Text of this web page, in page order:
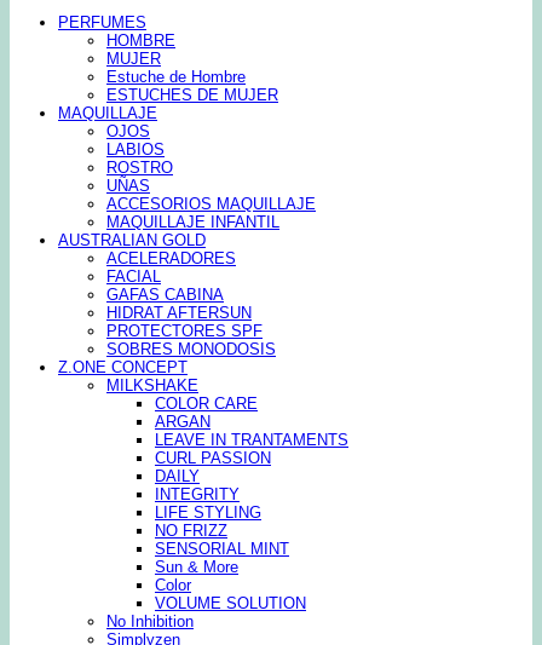
PERFUMES
HOMBRE
MUJER
Estuche de Hombre
ESTUCHES DE MUJER
MAQUILLAJE
OJOS
LABIOS
ROSTRO
UÑAS
ACCESORIOS MAQUILLAJE
MAQUILLAJE INFANTIL
AUSTRALIAN GOLD
ACELERADORES
FACIAL
GAFAS CABINA
HIDRAT AFTERSUN
PROTECTORES SPF
SOBRES MONODOSIS
Z.ONE CONCEPT
MILKSHAKE
COLOR CARE
ARGAN
LEAVE IN TRANTAMENTS
CURL PASSION
DAILY
INTEGRITY
LIFE STYLING
NO FRIZZ
SENSORIAL MINT
Sun & More
Color
VOLUME SOLUTION
No Inhibition
Simplyzen